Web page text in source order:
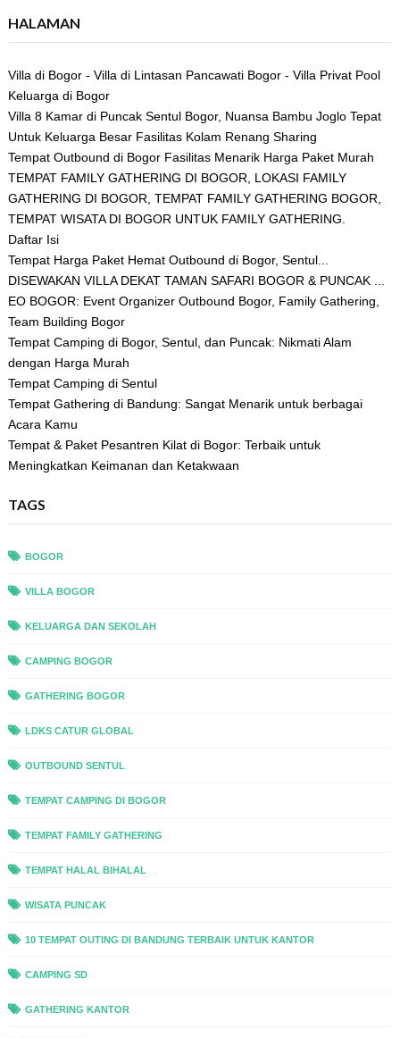
HALAMAN
Villa di Bogor - Villa di Lintasan Pancawati Bogor - Villa Privat Pool
Keluarga di Bogor
Villa 8 Kamar di Puncak Sentul Bogor, Nuansa Bambu Joglo Tepat
Untuk Keluarga Besar Fasilitas Kolam Renang Sharing
Tempat Outbound di Bogor Fasilitas Menarik Harga Paket Murah
TEMPAT FAMILY GATHERING DI BOGOR, LOKASI FAMILY
GATHERING DI BOGOR, TEMPAT FAMILY GATHERING BOGOR,
TEMPAT WISATA DI BOGOR UNTUK FAMILY GATHERING.
Daftar Isi
Tempat Harga Paket Hemat Outbound di Bogor, Sentul...
DISEWAKAN VILLA DEKAT TAMAN SAFARI BOGOR & PUNCAK ...
EO BOGOR: Event Organizer Outbound Bogor, Family Gathering,
Team Building Bogor
Tempat Camping di Bogor, Sentul, dan Puncak: Nikmati Alam
dengan Harga Murah
Tempat Camping di Sentul
Tempat Gathering di Bandung: Sangat Menarik untuk berbagai
Acara Kamu
Tempat & Paket Pesantren Kilat di Bogor: Terbaik untuk
Meningkatkan Keimanan dan Ketakwaan
TAGS
BOGOR
VILLA BOGOR
KELUARGA DAN SEKOLAH
CAMPING BOGOR
GATHERING BOGOR
LDKS CATUR GLOBAL
OUTBOUND SENTUL
TEMPAT CAMPING DI BOGOR
TEMPAT FAMILY GATHERING
TEMPAT HALAL BIHALAL
WISATA PUNCAK
10 TEMPAT OUTING DI BANDUNG TERBAIK UNTUK KANTOR
CAMPING SD
GATHERING KANTOR